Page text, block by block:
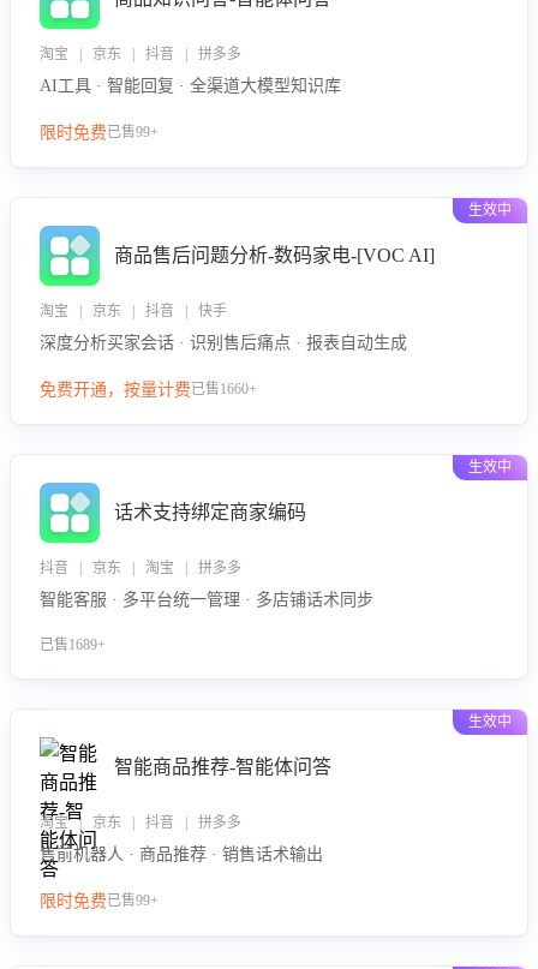
淘宝 | 京东 | 抖音 | 拼多多
AI工具 · 智能回复 · 全渠道大模型知识库
限时免费已售99+
生效中
商品售后问题分析-数码家电-[VOC AI]
淘宝 | 京东 | 抖音 | 快手
深度分析买家会话 · 识别售后痛点 · 报表自动生成
免费开通，按量计费已售1660+
生效中
话术支持绑定商家编码
抖音 | 京东 | 淘宝 | 拼多多
智能客服 · 多平台统一管理 · 多店铺话术同步
已售1689+
生效中
智能商品推荐-智能体问答
淘宝 | 京东 | 抖音 | 拼多多
售前机器人 · 商品推荐 · 销售话术输出
限时免费已售99+